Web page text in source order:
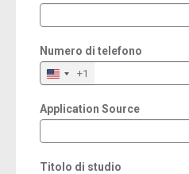
required
Numero di telefono
+1
Application Source
Titolo di studio